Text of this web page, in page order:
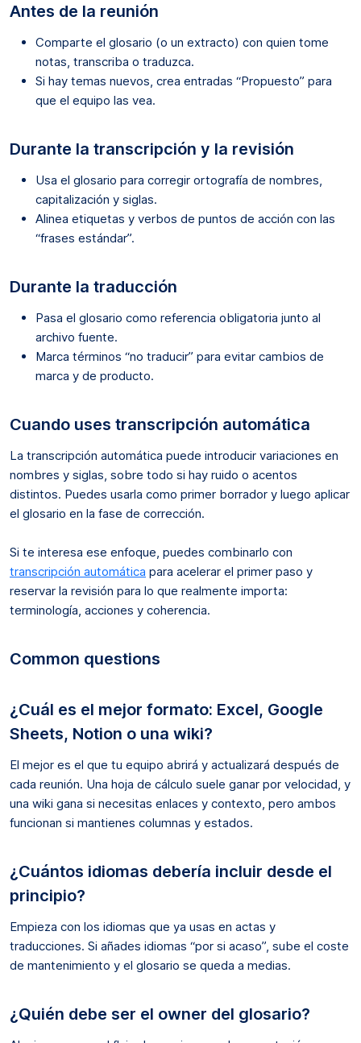
Antes de la reunión
Comparte el glosario (o un extracto) con quien tome
notas, transcriba o traduzca.
Si hay temas nuevos, crea entradas “Propuesto” para
que el equipo las vea.
Durante la transcripción y la revisión
Usa el glosario para corregir ortografía de nombres,
capitalización y siglas.
Alinea etiquetas y verbos de puntos de acción con las
“frases estándar”.
Durante la traducción
Pasa el glosario como referencia obligatoria junto al
archivo fuente.
Marca términos “no traducir” para evitar cambios de
marca y de producto.
Cuando uses transcripción automática
La transcripción automática puede introducir variaciones en
nombres y siglas, sobre todo si hay ruido o acentos
distintos. Puedes usarla como primer borrador y luego aplicar
el glosario en la fase de corrección.
Si te interesa ese enfoque, puedes combinarlo con
transcripción automática para acelerar el primer paso y
reservar la revisión para lo que realmente importa:
terminología, acciones y coherencia.
Common questions
¿Cuál es el mejor formato: Excel, Google
Sheets, Notion o una wiki?
El mejor es el que tu equipo abrirá y actualizará después de
cada reunión. Una hoja de cálculo suele ganar por velocidad, y
una wiki gana si necesitas enlaces y contexto, pero ambos
funcionan si mantienes columnas y estados.
¿Cuántos idiomas debería incluir desde el
principio?
Empieza con los idiomas que ya usas en actas y
traducciones. Si añades idiomas “por si acaso”, sube el coste
de mantenimiento y el glosario se queda a medias.
¿Quién debe ser el owner del glosario?